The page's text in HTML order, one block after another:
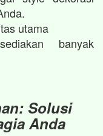
utama
banyak
Solusi
Anda